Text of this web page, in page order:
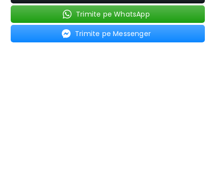
Trimite pe WhatsApp
Trimite pe Messenger